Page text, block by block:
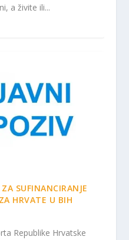
a živite ili...
SUFINANCIRANJE
HRVATE U BIH
Republike Hrvatske